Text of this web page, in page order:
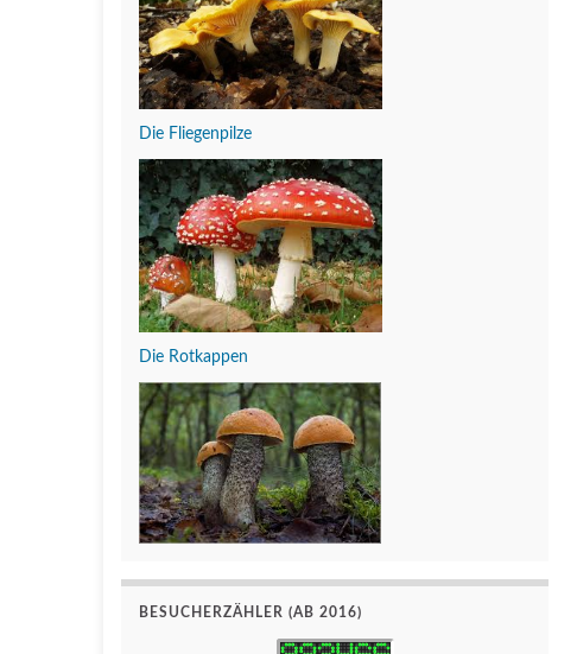
Die Fliegenpilze
Die Rotkappen
BESUCHERZÄHLER (AB 2016)